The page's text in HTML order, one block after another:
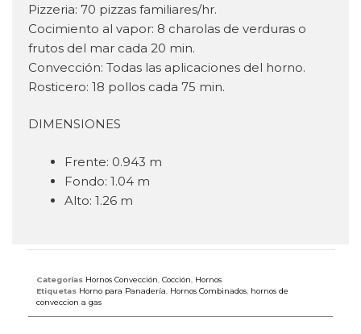
Pizzeria: 70 pizzas familiares/hr.
Cocimiento al vapor: 8 charolas de verduras o
frutos del mar cada 20 min.
Convección: Todas las aplicaciones del horno.
Rosticero: 18 pollos cada 75 min.
DIMENSIONES
Frente: 0.943 m
Fondo: 1.04 m
Alto: 1.26 m
Categorías Hornos Convección, Cocción, Hornos
Etiquetas Horno para Panadería, Hornos Combinados, hornos de
conveccion a gas